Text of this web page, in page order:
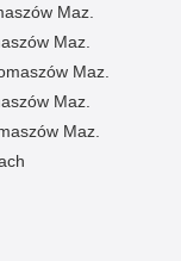
Maz.
Maz.
Maz.
Maz.
Maz.